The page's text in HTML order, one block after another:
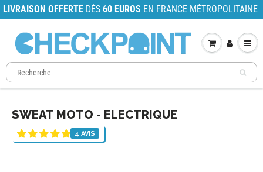
LIVRAISON OFFERTE DÈS 60 EUROS EN FRANCE MÉTROPOLITAINE
SWEAT MOTO - ELECTRIQUE
4 AVIS